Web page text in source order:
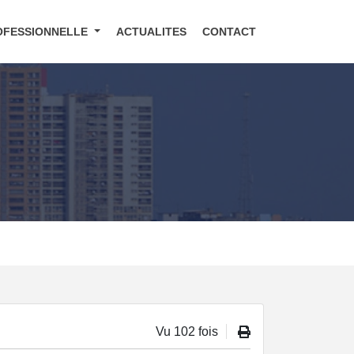
ACTUALITES CONTACT
Vu 102 fois